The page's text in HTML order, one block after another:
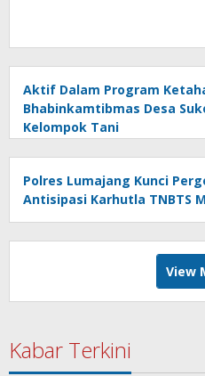
Aktif Dalam Program
Bhabinkamtibmas Desa
Kelompok Tani
Polres Lumajang Kunci
Antisipasi Karhutla TNBTS
View
Kabar Terkini